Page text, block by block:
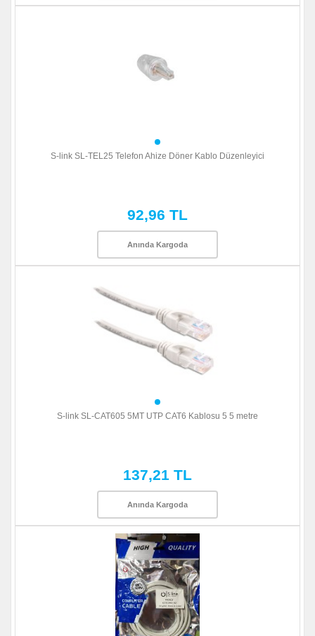
S-link SL-TEL25 Telefon Ahize Döner Kablo Düzenleyici
92,96 TL
Anında Kargoda
S-link SL-CAT605 5MT UTP CAT6 Kablosu 5 5 metre
137,21 TL
Anında Kargoda